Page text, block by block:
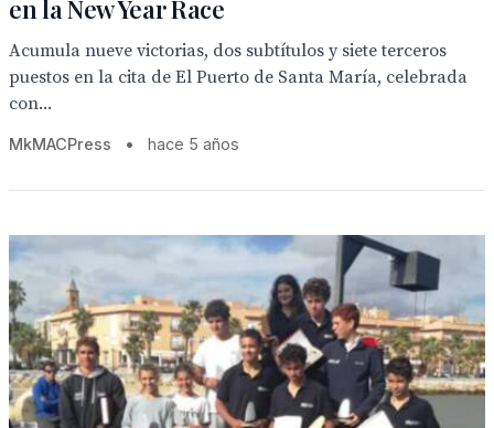
en la New Year Race
Acumula nueve victorias, dos subtítulos y siete terceros
puestos en la cita de El Puerto de Santa María, celebrada
con...
MkMACPress • hace 5 años